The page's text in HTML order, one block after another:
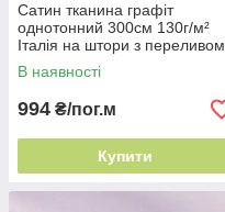
Сатин тканина графіт
однотонний 300см 130г/м²
Італія на штори з переливом
В наявності
994 ₴/пог.м
Купити